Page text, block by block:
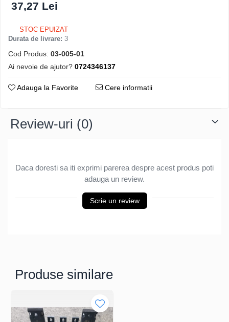
37,27 Lei
STOC EPUIZAT
Durata de livrare: 3
Cod Produs: 03-005-01
Ai nevoie de ajutor? 0724346137
Adauga la Favorite Cere informatii
Review-uri (0)
Daca doresti sa iti exprimi parerea despre acest produs poti
adauga un review.
Scrie un review
Produse similare